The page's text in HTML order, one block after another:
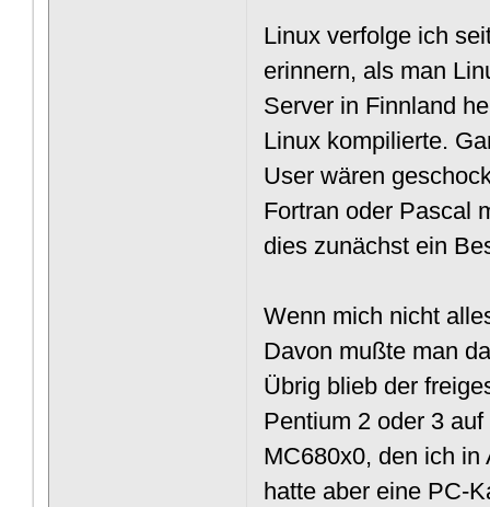
Linux verfolge ich
erinnern, als man
Server in Finnland
Linux kompilierte.
User wären
Fortran oder Pascal
dies zunächst ein
Wenn mich nicht
Davon mußte man
Übrig blieb der
Pentium 2 oder 3
MC680x0, den ich
hatte aber eine PC-